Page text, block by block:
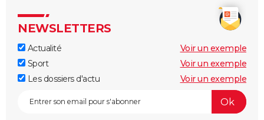
NEWSLETTERS
Actualité
Voir un exemple
Sport
Voir un exemple
Les dossiers d'actu
Voir un exemple